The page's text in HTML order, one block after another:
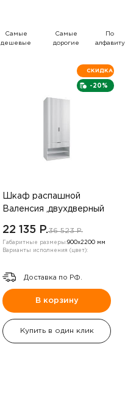
Самые
дешевые
Самые
дорогие
По
алфавиту
-20%
СКИДКА
Шкаф распашной
Валенсия ,двухдверный
22 135 P.36 523 P.
Габаритные размеры:900х2200 мм
Варианты исполнения (цвет):
Доставка по РФ.
В корзину
Купить в один клик